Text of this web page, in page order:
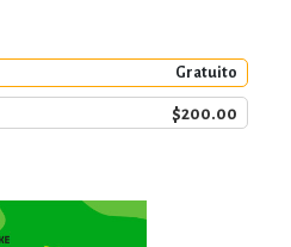
Gratuito
$200.00